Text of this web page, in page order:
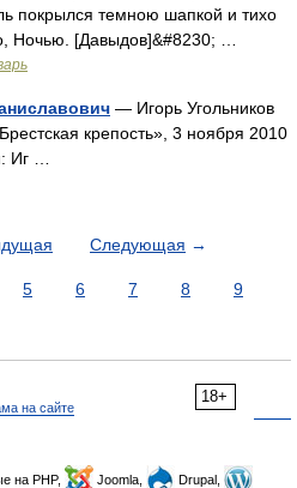
покрылся темною шапкой и тихо
Ночью. [Давыдов]&#8230; …
— Игорь Угольников
крепость», 3 ноября 2010
Иг …
Следующая →
5 6 7 8
9
18+
на сайте
на PHP, Joomla, Drupal,